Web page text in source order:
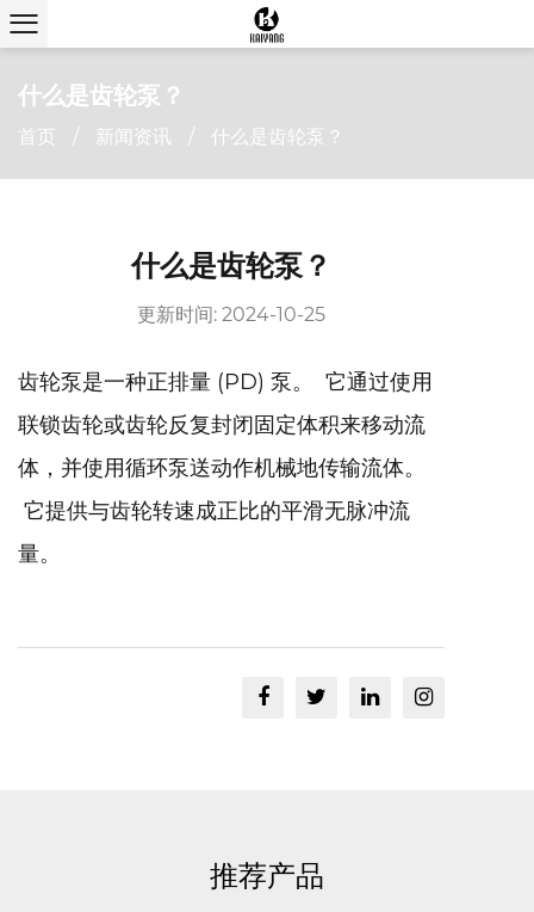
什么是齿轮泵？
首页 / 新闻资讯 / 什么是齿轮泵？
什么是齿轮泵？
更新时间: 2024-10-25
齿轮泵是一种正排量 (PD) 泵。 它通过使用
联锁齿轮或齿轮反复封闭固定体积来移动流
体，并使用循环泵送动作机械地传输流体。
它提供与齿轮转速成正比的平滑无脉冲流
量。
推荐产品